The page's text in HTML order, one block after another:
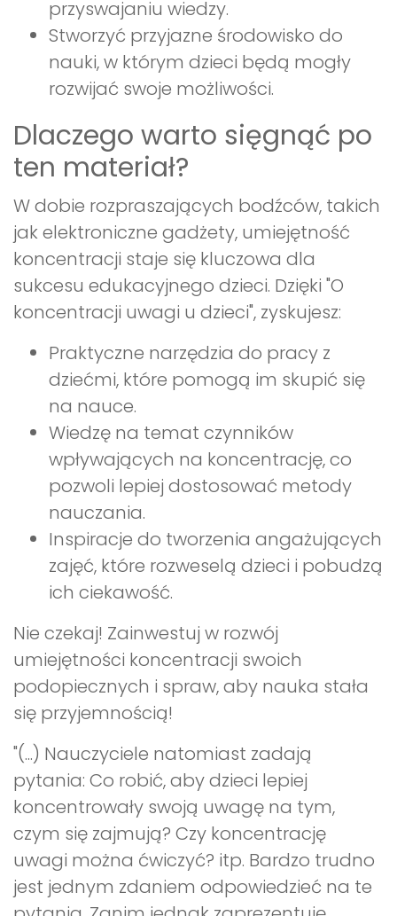
przyswajaniu wiedzy.
Stworzyć przyjazne środowisko do
nauki, w którym dzieci będą mogły
rozwijać swoje możliwości.
Dlaczego warto sięgnąć po
ten materiał?
W dobie rozpraszających bodźców, takich
jak elektroniczne gadżety, umiejętność
koncentracji staje się kluczowa dla
sukcesu edukacyjnego dzieci. Dzięki "O
koncentracji uwagi u dzieci", zyskujesz:
Praktyczne narzędzia do pracy z
dziećmi, które pomogą im skupić się
na nauce.
Wiedzę na temat czynników
wpływających na koncentrację, co
pozwoli lepiej dostosować metody
nauczania.
Inspiracje do tworzenia angażujących
zajęć, które rozweselą dzieci i pobudzą
ich ciekawość.
Nie czekaj! Zainwestuj w rozwój
umiejętności koncentracji swoich
podopiecznych i spraw, aby nauka stała
się przyjemnością!
"(...) Nauczyciele natomiast zadają
pytania: Co robić, aby dzieci lepiej
koncentrowały swoją uwagę na tym,
czym się zajmują? Czy koncentrację
uwagi można ćwiczyć? itp. Bardzo trudno
jest jednym zdaniem odpowiedzieć na te